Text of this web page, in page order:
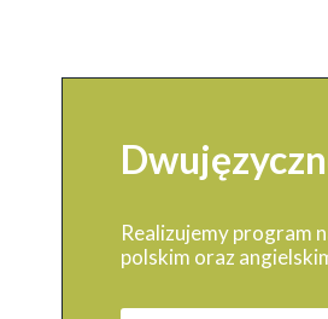
Realizujemy program
polskim oraz